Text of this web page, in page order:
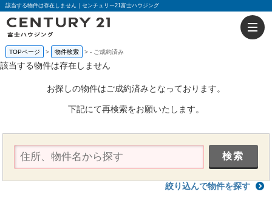
該当する物件は存在しません｜センチュリー21富士ハウジング
TOPページ 物件検索 - ご成約済み
該当する物件は存在しません
お探しの物件はご成約済みとなっております。
下記にて再検索をお願いたします。
絞り込んで物件を探す